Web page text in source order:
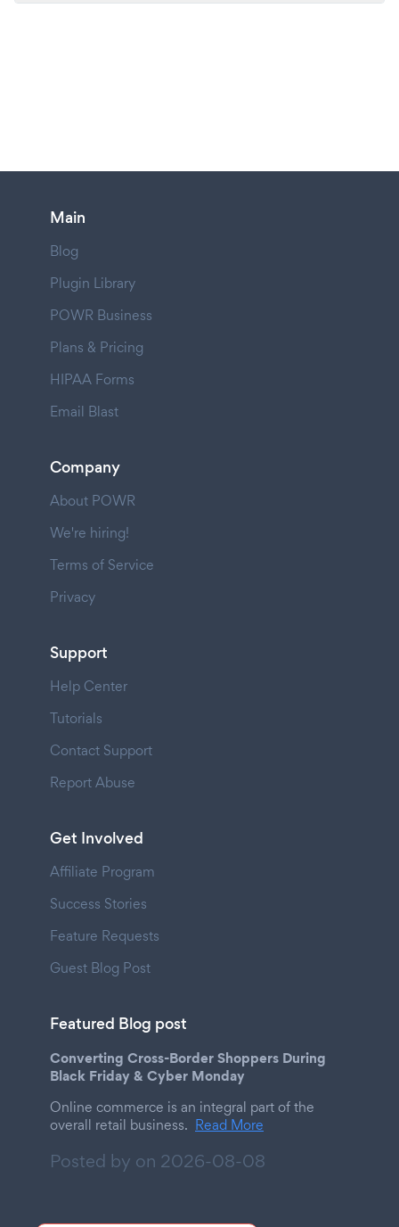
Main
Blog
Plugin Library
POWR Business
Plans & Pricing
HIPAA Forms
Email Blast
Company
About POWR
We're hiring!
Terms of Service
Privacy
Support
Help Center
Tutorials
Contact Support
Report Abuse
Get Involved
Affiliate Program
Success Stories
Feature Requests
Guest Blog Post
Featured Blog post
Converting Cross-Border Shoppers During
Black Friday & Cyber Monday
Online commerce is an integral part of the
overall retail business. Read More
Posted by on 2026-08-08